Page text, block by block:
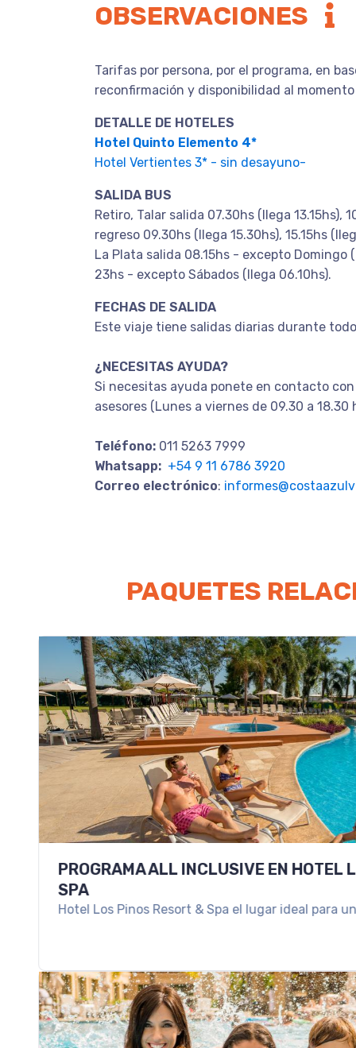
OBSERVACIONES
Tarifas por persona, por el programa, en
reconfirmación y disponibilidad al
DETALLE DE HOTELES
Hotel Quinto Elemento 4*
Hotel Vertientes 3* - sin desayuno-
SALIDA BUS
Retiro, Talar salida 07.30hs (llega 13.15hs),
regreso 09.30hs (llega 15.30hs), 15.15hs
La Plata salida 08.15hs - excepto Domingo
23hs - excepto Sábados (llega 06.10hs).
FECHAS DE SALIDA
Este viaje tiene salidas diarias durante
¿NECESITAS AYUDA?
Si necesitas ayuda ponete en contacto
asesores (Lunes a viernes de 09.30 a 18.30
Teléfono: 011 5263 7999
Whatsapp: +54 9 11 6786 3920
Correo electrónico:
PAQUETES
PROGRAMA ALL INCLUSIVE EN HOTEL
SPA
Hotel Los Pinos Resort & Spa el lugar ideal para